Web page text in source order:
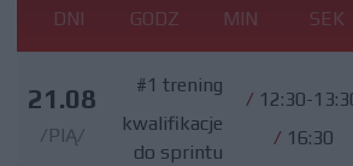
DNI GODZ MIN SEK
21.08
/PIĄ/
#1 trening
kwalifikacje
do sprintu
/ 12:30-
/ 16:30